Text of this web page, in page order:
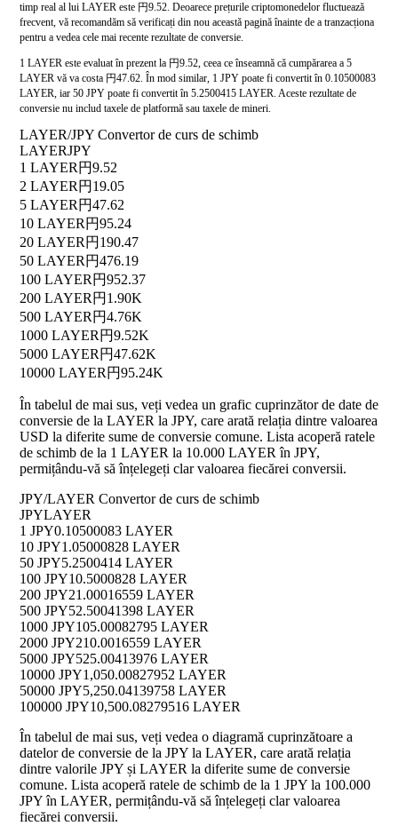
timp real al lui LAYER este 円9.52. Deoarece prețurile criptomonedelor fluctuează
frecvent, vă recomandăm să verificați din nou această pagină înainte de a tranzacționa
pentru a vedea cele mai recente rezultate de conversie.
1 LAYER este evaluat în prezent la 円9.52, ceea ce înseamnă că cumpărarea a 5
LAYER vă va costa 円47.62. În mod similar, 1 JPY poate fi convertit în 0.10500083
LAYER, iar 50 JPY poate fi convertit în 5.2500415 LAYER. Aceste rezultate de
conversie nu includ taxele de platformă sau taxele de mineri.
LAYER/JPY Convertor de curs de schimb
LAYERJPY
1 LAYER円9.52
2 LAYER円19.05
5 LAYER円47.62
10 LAYER円95.24
20 LAYER円190.47
50 LAYER円476.19
100 LAYER円952.37
200 LAYER円1.90K
500 LAYER円4.76K
1000 LAYER円9.52K
5000 LAYER円47.62K
10000 LAYER円95.24K
În tabelul de mai sus, veți vedea un grafic cuprinzător de date de
conversie de la LAYER la JPY, care arată relația dintre valoarea
USD la diferite sume de conversie comune. Lista acoperă ratele
de schimb de la 1 LAYER la 10.000 LAYER în JPY,
permițându-vă să înțelegeți clar valoarea fiecărei conversii.
JPY/LAYER Convertor de curs de schimb
JPYLAYER
1 JPY0.10500083 LAYER
10 JPY1.05000828 LAYER
50 JPY5.2500414 LAYER
100 JPY10.5000828 LAYER
200 JPY21.00016559 LAYER
500 JPY52.50041398 LAYER
1000 JPY105.00082795 LAYER
2000 JPY210.0016559 LAYER
5000 JPY525.00413976 LAYER
10000 JPY1,050.00827952 LAYER
50000 JPY5,250.04139758 LAYER
100000 JPY10,500.08279516 LAYER
În tabelul de mai sus, veți vedea o diagramă cuprinzătoare a
datelor de conversie de la JPY la LAYER, care arată relația
dintre valorile JPY și LAYER la diferite sume de conversie
comune. Lista acoperă ratele de schimb de la 1 JPY la 100.000
JPY în LAYER, permițându-vă să înțelegeți clar valoarea
fiecărei conversii.